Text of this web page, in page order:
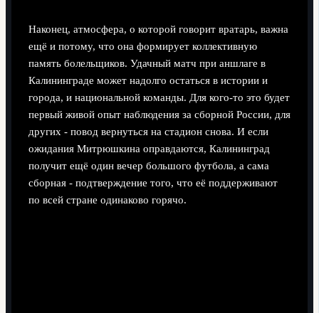
Наконец, атмосфера, о которой говорит вратарь, важна
ещё и потому, что она формирует коллективную
память болельщиков. Удачный матч при аншлаге в
Калининграде может надолго остаться в истории и
города, и национальной команды. Для кого‑то это будет
первый живой опыт наблюдения за сборной России, для
других - повод вернуться на стадион снова. И если
ожидания Митрюшкина оправдаются, Калининград
получит ещё один вечер большого футбола, а сама
сборная - подтверждение того, что её поддерживают
по всей стране одинаково горячо.